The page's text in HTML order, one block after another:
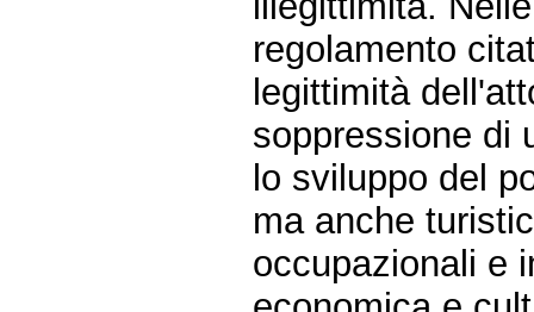
regolamento
legittimità
soppressione di
lo sviluppo del
ma anche
occupazionali e